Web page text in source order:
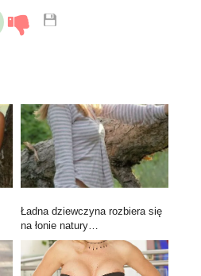
Ładna dziewczyna rozbiera się
na łonie natury…